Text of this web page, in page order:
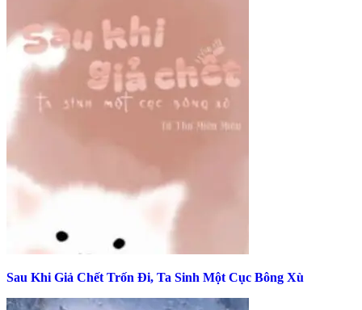
Sau Khi Giả Chết Trốn Đi, Ta Sinh Một Cục Bông Xù